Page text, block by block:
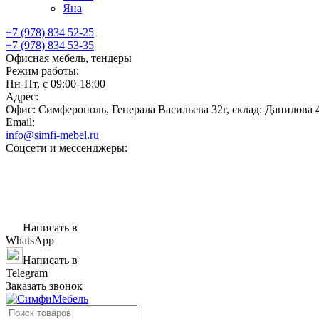
Яна
+7 (978) 834 52-25
+7 (978) 834 53-35
Офисная мебель, тендеры
Режим работы:
Пн-Пт, с 09:00-18:00
Адрес:
Офис: Симферополь, Генерала Васильева 32г, склад: Данилова
Email:
info@simfi-mebel.ru
Соцсети и мессенджеры:
Написать в
WhatsApp
Написать в
Telegram
Заказать звонок